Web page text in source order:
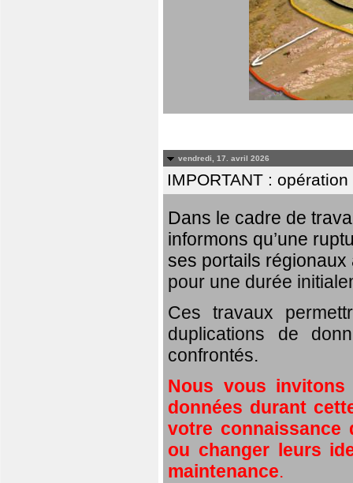
vendredi, 17. avril 2026
IMPORTANT :
Dans le cadre de
informons qu’une
ses portails régionaux
pour une durée
Ces travaux
duplications de
confrontés.
Nous vous
données durant
votre connaissance
ou changer leurs
maintenance.